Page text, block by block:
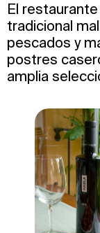
El
tradicional
pescados y
postres
amplia